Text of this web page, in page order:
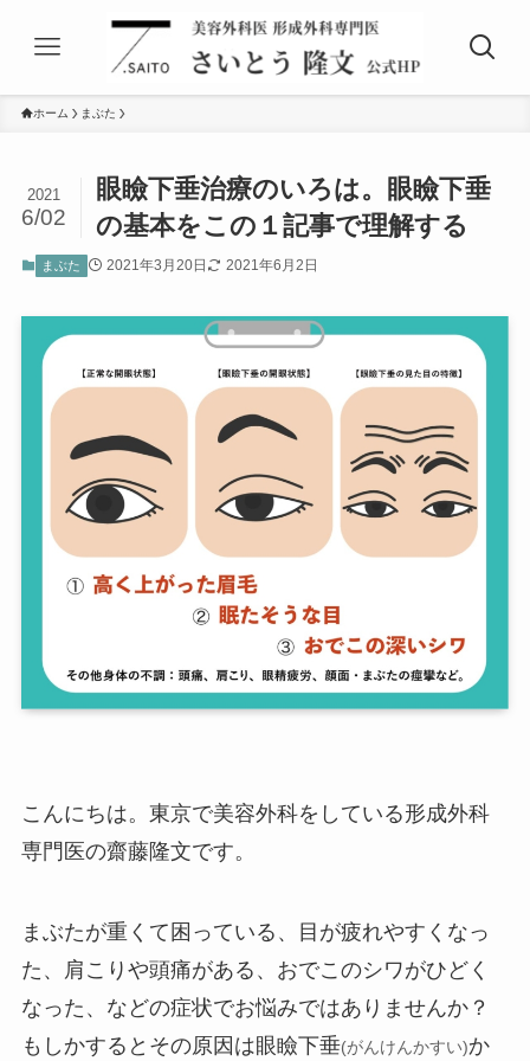
ホーム まぶた
眼瞼下垂治療のいろは。眼瞼下垂
の基本をこの１記事で理解する
2021
6/02
まぶた 2021年3月20日 2021年6月2日
こんにちは。東京で美容外科をしている形成外科
専門医の齋藤隆文です。
まぶたが重くて困っている、目が疲れやすくなっ
た、肩こりや頭痛がある、おでこのシワがひどく
なった、などの症状でお悩みではありませんか？
もしかするとその原因は眼瞼下垂(がんけんかすい)か